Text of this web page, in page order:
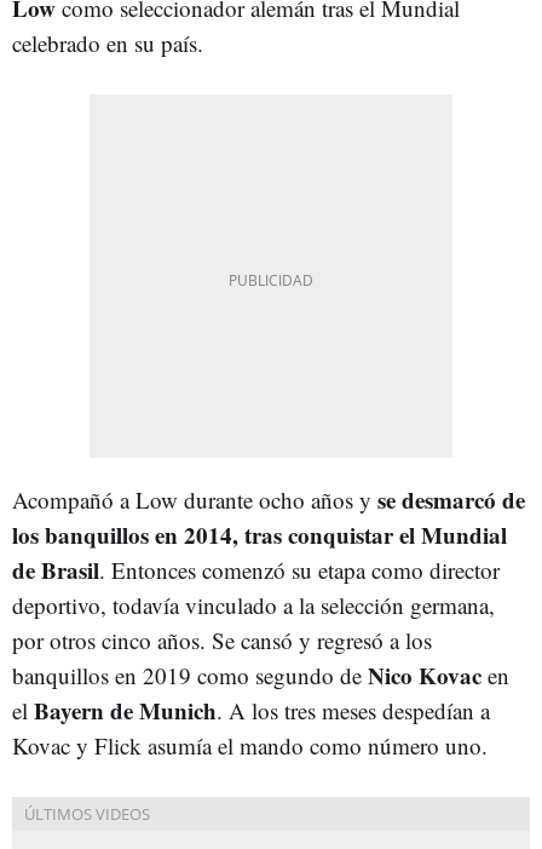
Low como seleccionador alemán tras el Mundial
celebrado en su país.
Acompañó a Low durante ocho años y se desmarcó de
los banquillos en 2014, tras conquistar el Mundial
de Brasil. Entonces comenzó su etapa como director
deportivo, todavía vinculado a la selección germana,
por otros cinco años. Se cansó y regresó a los
banquillos en 2019 como segundo de Nico Kovac en
el BayerndeMunich. A los tres meses despedían a
Kovac y Flick asumía el mando como número uno.